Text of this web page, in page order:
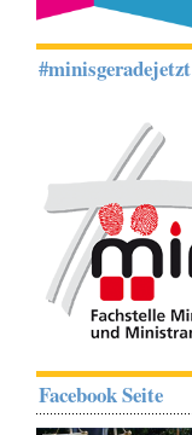
#minisgeradejetzt
Facebook Seite